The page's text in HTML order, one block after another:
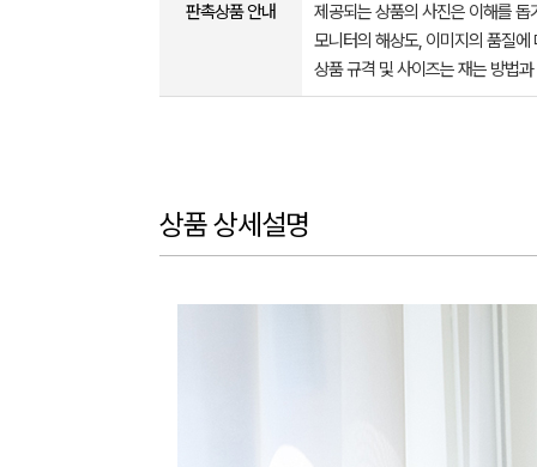
판촉상품 안내
제공되는 상품의 사진은 이해를
모니터의 해상도, 이미지의 품질
상품 규격 및 사이즈는 재는 방법
상품 상세설명